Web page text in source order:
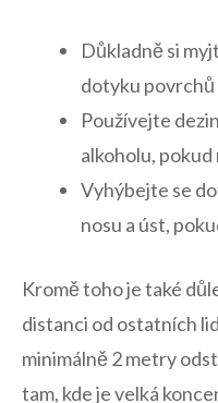
Důkladně si
dotyku
Používejte
alkoholu, pokud
Vyhýbejte⁣ se
nosu a úst,
Kromě toho ⁤je ⁢také‍
distanci od ⁤ostatních
minimálně 2 metry
⁣tam, kde ⁣je ‌velká